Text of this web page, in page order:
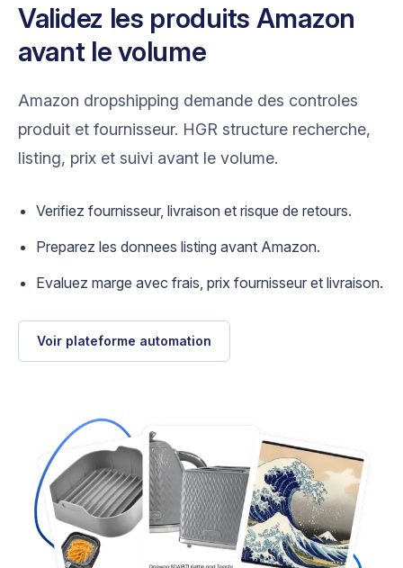
Validez les produits Amazon
avant le volume
Amazon dropshipping demande des controles
produit et fournisseur. HGR structure recherche,
listing, prix et suivi avant le volume.
Verifiez fournisseur, livraison et risque de retours.
Preparez les donnees listing avant Amazon.
Evaluez marge avec frais, prix fournisseur et livraison.
Voir plateforme automation